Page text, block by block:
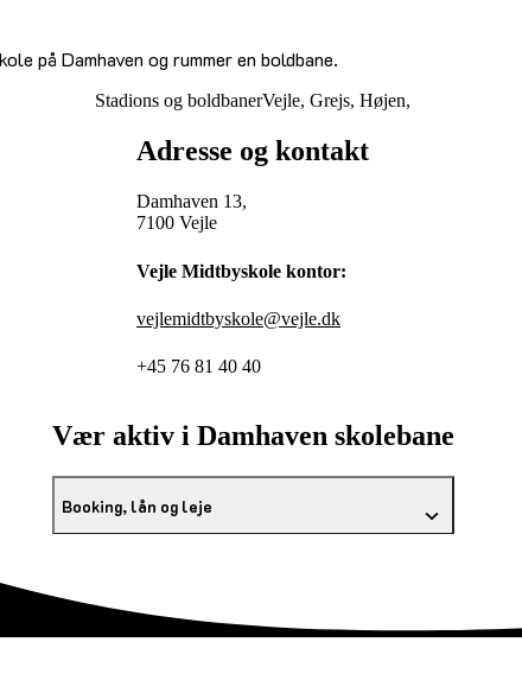
på Damhaven og rummer en boldbane.
Stadions og boldbanerVejle, Grejs, Højen,
Adresse og kontakt
Damhaven 13,
7100 Vejle
Vejle Midtbyskole kontor:
vejlemidtbyskole@vejle.dk
+45 76 81 40 40
Vær aktiv i Damhaven skolebane
Booking, lån og leje